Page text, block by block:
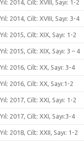
Yıl: 2014, Cilt: XVIII, Sayı: 1-2
Yıl: 2014, Cilt: XVIII, Sayı: 3-4
Yıl: 2015, Cilt: XIX, Sayı: 1-2
Yıl: 2015, Cilt: XIX, Sayı: 3 – 4
Yıl: 2016, Cilt: XX, Sayı: 3-4
Yıl: 2016, Cilt: XX, Sayı:1-2
Yıl: 2017, Cilt: XXI, Sayı: 1-2
Yıl: 2017, Cilt: XXI, Sayı:3-4
Yıl: 2018, Cilt: XXII, Sayı: 1-2